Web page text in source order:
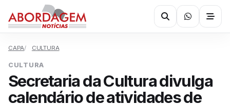
CAPA CULTURA
CULTURA
Secretaria da Cultura divulga
calendário de atividades de